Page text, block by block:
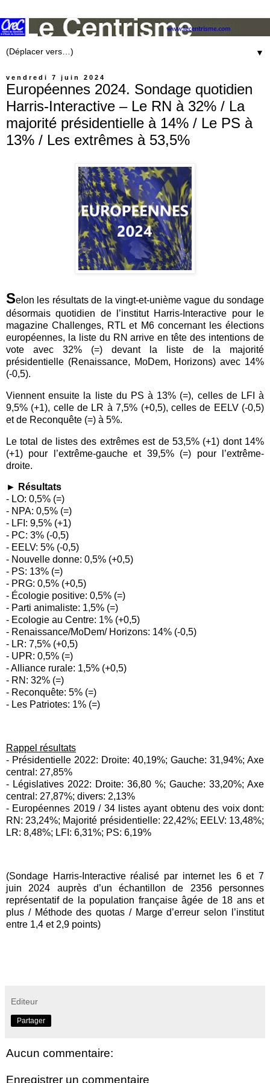
▼
vendredi 7 juin 2024
Européennes 2024. Sondage quotidien
Harris-Interactive – Le RN à 32% / La
majorité présidentielle à 14% / Le PS à
13% / Les extrêmes à 53,5%
Selon les résultats de la vingt-et-unième vague du sondage
désormais quotidien de l’institut Harris-Interactive pour le
magazine Challenges, RTL et M6 concernant les élections
européennes, la liste du RN arrive en tête des intentions de
vote avec 32% (=) devant la liste de la majorité
présidentielle (Renaissance, MoDem, Horizons) avec 14%
(-0,5).
Viennent ensuite la liste du PS à 13% (=), celles de LFI à
9,5% (+1), celle de LR à 7,5% (+0,5), celles de EELV (-0,5)
et de Reconquête (=) à 5%.
Le total de listes des extrêmes est de 53,5% (+1) dont 14%
(+1) pour l’extrême-gauche et 39,5% (=) pour l’extrême-
droite.
► Résultats
- LO: 0,5% (=)
- NPA: 0,5% (=)
- LFI: 9,5% (+1)
- PC: 3% (-0,5)
- EELV: 5% (-0,5)
- Nouvelle donne: 0,5% (+0,5)
- PS: 13% (=)
- PRG: 0,5% (+0,5)
- Écologie positive: 0,5% (=)
- Parti animaliste: 1,5% (=)
- Ecologie au Centre: 1% (+0,5)
- Renaissance/MoDem/ Horizons: 14% (-0,5)
- LR: 7,5% (+0,5)
- UPR: 0,5% (=)
- Alliance rurale: 1,5% (+0,5)
- RN: 32% (=)
- Reconquête: 5% (=)
- Les Patriotes: 1% (=)
Rappel résultats
- Présidentielle 2022: Droite: 40,19%; Gauche: 31,94%; Axe
central: 27,85%
- Législatives 2022: Droite: 36,80 %; Gauche: 33,20%; Axe
central: 27,87%; divers: 2,13%
- Européennes 2019 / 34 listes ayant obtenu des voix dont:
RN: 23,24%; Majorité présidentielle: 22,42%; EELV: 13,48%;
LR: 8,48%; LFI: 6,31%; PS: 6,19%
(Sondage Harris-Interactive réalisé par internet les 6 et 7
juin 2024 auprès d’un échantillon de 2356 personnes
représentatif de la population française âgée de 18 ans et
plus / Méthode des quotas / Marge d’erreur selon l’institut
entre 1,4 et 2,9 points)
Editeur
Partager
Aucun commentaire:
Enregistrer un commentaire